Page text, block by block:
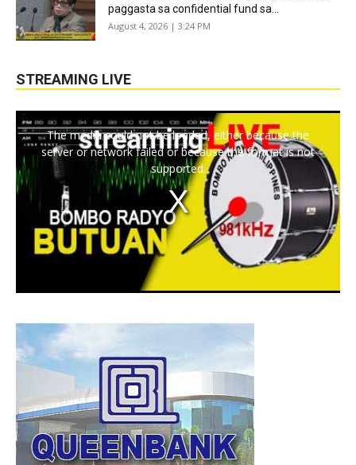
paggasta sa confidential fund sa...
August 4, 2026 | 3:24 PM
STREAMING LIVE
The media could not be loaded, either because the
server or network failed or because the format is not
supported.